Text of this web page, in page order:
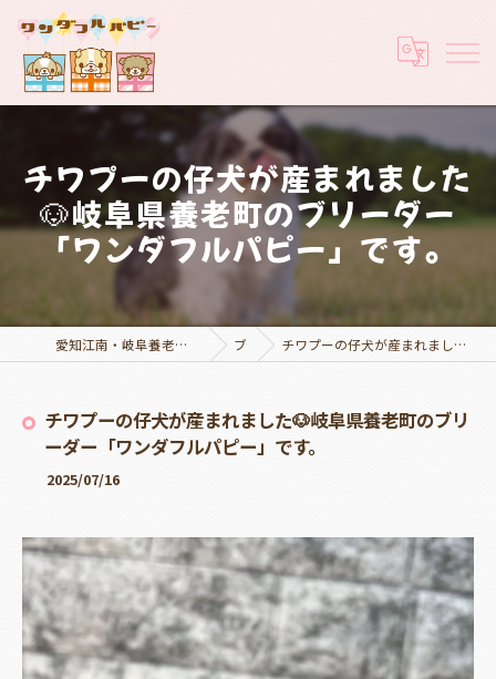
チワプーの仔犬が産まれました
🐶岐阜県養老町のブリーダー
「ワンダフルパピー」です。
愛知江南・岐阜養老でブリーダーなら実績豊富なワンダフルパピー ブログ チワプーの仔犬が産まれました🐶岐阜県養老町のブリーダー「ワンダフルパピー」です。
チワプーの仔犬が産まれました🐶岐阜県養老町のブリ
ーダー「ワンダフルパピー」です。
2025/07/16